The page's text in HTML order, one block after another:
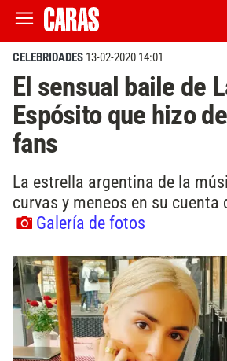
CELEBRIDADES 13-02-2020 14:01
El sensual baile de
Espósito que hizo
fans
La estrella argentina de la
curvas y meneos en su cuenta
Galería de fotos